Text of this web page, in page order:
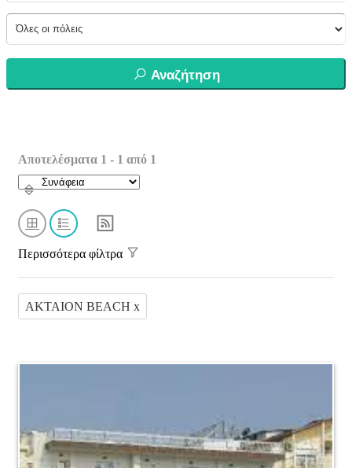
Αναζήτηση
Αποτελέσματα 1 - 1 από 1
Περισσότερα φίλτρα
AKTAION BEACH x